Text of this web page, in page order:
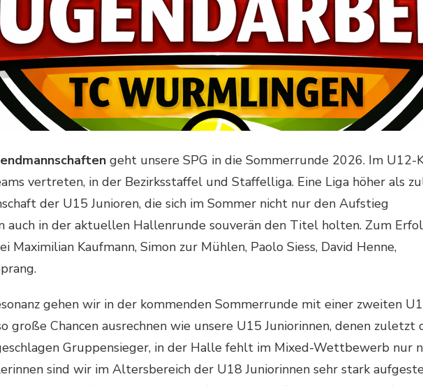
geht unsere SPG in die Sommerrunde 2026. Im U12-
vertreten, in der Bezirksstaffel und Staffelliga. Eine Liga höher als
der U15 Junioren, die sich im Sommer nicht nur den Aufstieg
auch in der aktuellen Hallenrunde souverän den Titel holten. Zum
Maximilian Kaufmann, Simon zur Mühlen, Paolo Siess, David Henne,
gehen wir in der kommenden Sommerrunde mit einer zweiten
große Chancen ausrechnen wie unsere U15 Juniorinnen, denen
Gruppensieger, in der Halle fehlt im Mixed-Wettbewerb nur
sind wir im Altersbereich der U18 Juniorinnen sehr stark